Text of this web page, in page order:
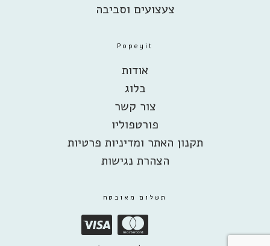
צעצועים וסביבה
Popeyit
אודות
בלוג
צור קשר
פורטפוליו
תקנון האתר ומדיניות פרטיות
הצהרת נגישות
תשלום מאובטח